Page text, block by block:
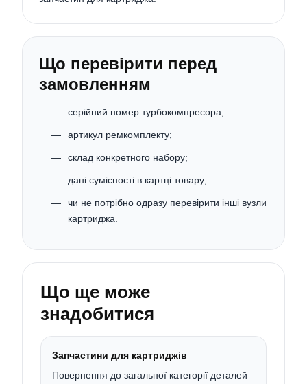
Що перевірити перед
замовленням
серійний номер турбокомпресора;
артикул ремкомплекту;
склад конкретного набору;
дані сумісності в картці товару;
чи не потрібно одразу перевірити інші вузли
картриджа.
Що ще може
знадобитися
Запчастини для картриджів
Повернення до загальної категорії деталей